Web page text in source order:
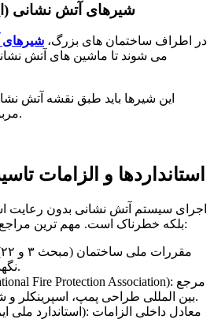
۷. شیرهای آتش نشانی
در اطراف ساختمان های بزرگ، شیرهای
می شوند تا ماشین های آتش
این شیرها باید طبق نقشه آتش
مربوطه طراحی و نصب شوند.
استانداردها و الزامات
اجرای سیستم آتش نشانی بدون رعایت
بلکه خطرناک است. مهم ترین مراجع در این زمینه عبارت اند از:
نگهداری تجهیزات ایمنی.
بین المللی طراحی پمپ، اسپرینکلر و شبکه های لوله کشی.